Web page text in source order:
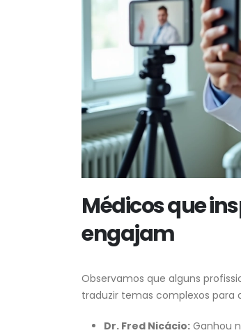
Médicos que
engajam
Observamos que alguns
traduzir temas complexos para
Dr. Fred Nicácio: Ganhou